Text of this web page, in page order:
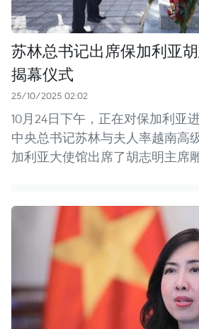
苏林总书记出席保加利亚
揭幕仪式
25/10/2025 02:02
10月24日下午，正在对保加利亚
中央总书记苏林与夫人率越南高
加利亚大使馆出席了胡志明主席